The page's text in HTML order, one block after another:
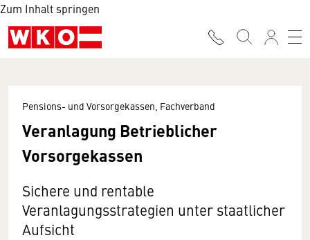
Zum Inhalt springen
Pensions- und Vorsorgekassen, Fachverband
Veranlagung Betrieblicher
Vorsorgekassen
Sichere und rentable
Veranlagungsstrategien unter staatlicher
Aufsicht